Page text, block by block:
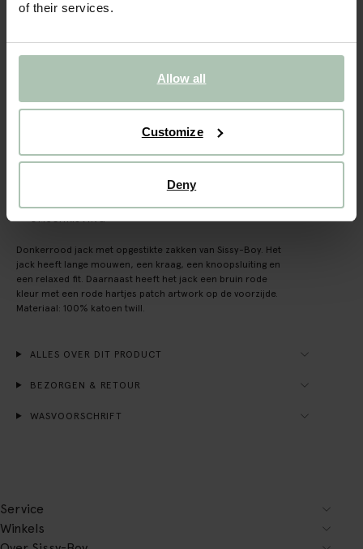
of their services.
Allow all
Customize
Deny
BEKIJK WINKELVOORRAAD
Gratis verzending naar winkel
OMSCHRIJVING
Donkerrood jack met opgestikte zakken van Sissy-Boy. Het
jack heeft lange mouwen, een kraag, een knoopsluiting en
een relaxed fit. Daarnaast heeft het jack een bruin rode
kleur met een rode hartjes patch artwork op de voorzijde.
Materiaal: 100% katoen twill.
ALLES OVER DIT PRODUCT
BEZORGEN & RETOUR
WASVOORSCHRIFT
Service
Winkels